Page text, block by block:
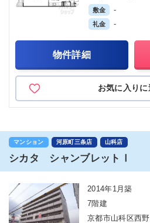
敷金 -
礼金 -
物件詳細
お気に入りに
マンション 河原町三条店 山科店
シカタ シャンブレットⅠ
2014年1月築
7階建
京都市山科区西